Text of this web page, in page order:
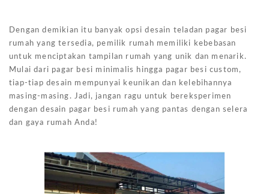
Dengan demikian itu banyak opsi desain teladan pagar besi
rumah yang tersedia, pemilik rumah memiliki kebebasan
untuk menciptakan tampilan rumah yang unik dan menarik.
Mulai dari pagar besi minimalis hingga pagar besi custom,
tiap-tiap desain mempunyai keunikan dan kelebihannya
masing-masing. Jadi, jangan ragu untuk bereksperimen
dengan desain pagar besi rumah yang pantas dengan selera
dan gaya rumah Anda!